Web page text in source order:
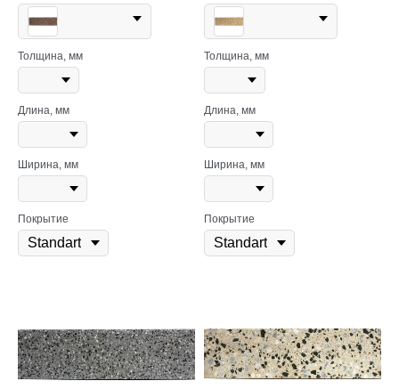
Толщина, мм
Длина, мм
Ширина, мм
Покрытие
Толщина, мм
Длина, мм
Ширина, мм
Покрытие